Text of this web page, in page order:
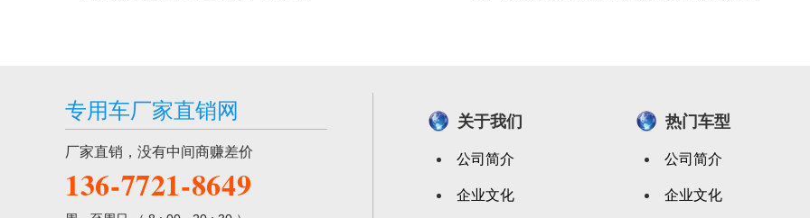
专用车厂家直销网
厂家直销，没有中间商赚差价
136-7721-8649
关于我们
公司简介
企业文化
热门车型
公司简介
企业文化